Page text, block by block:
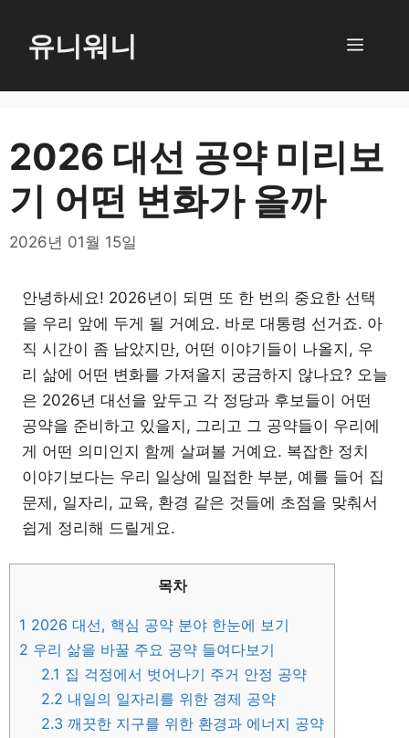
로
너
뛰
기
유니워니 메
2026 대선 공약 미리보
기 어떤 변화가 올까
2026년 01월 15일
안녕하세요! 2026년이 되면 또 한 번의 중요한 선택
을 우리 앞에 두게 될 거예요. 바로 대통령 선거죠. 아
직 시간이 좀 남았지만, 어떤 이야기들이 나올지, 우
리 삶에 어떤 변화를 가져올지 궁금하지 않나요? 오늘
은 2026년 대선을 앞두고 각 정당과 후보들이 어떤
공약을 준비하고 있을지, 그리고 그 공약들이 우리에
게 어떤 의미인지 함께 살펴볼 거예요. 복잡한 정치
이야기보다는 우리 일상에 밀접한 부분, 예를 들어 집
문제, 일자리, 교육, 환경 같은 것들에 초점을 맞춰서
쉽게 정리해 드릴게요.
목차
1 2026 대선, 핵심 공약 분야 한눈에 보기
2 우리 삶을 바꿀 주요 공약 들여다보기
2.1 집 걱정에서 벗어나기 주거 안정 공약
2.2 내일의 일자리를 위한 경제 공약
2.3 깨끗한 지구를 위한 환경과 에너지 공약